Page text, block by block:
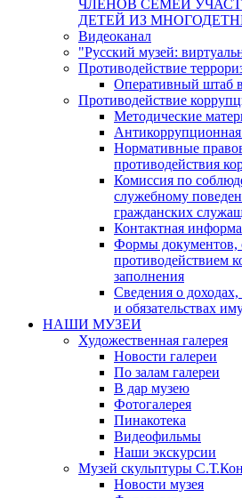
ЧЛЕНОВ СЕМЕЙ
ДЕТЕЙ ИЗ
Видеоканал
"Русский музей:
Противодействие
Оперативный штаб
Противодействие
Методические
Антикоррупционная
Нормативные
противодействия
Комиссия по
служебному
гражданских
Контактная
Формы документов,
противодействием
заполнения
Сведения о
и обязательствах
НАШИ МУЗЕИ
Художественная галерея
Новости галереи
По залам галереи
В дар музею
Фотогалерея
Пинакотека
Видеофильмы
Наши экскурсии
Музей скульптуры
Новости музея